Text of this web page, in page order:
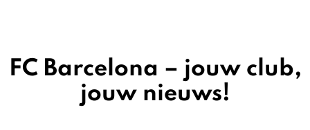
FC Barcelona – jouw club,
jouw nieuws!